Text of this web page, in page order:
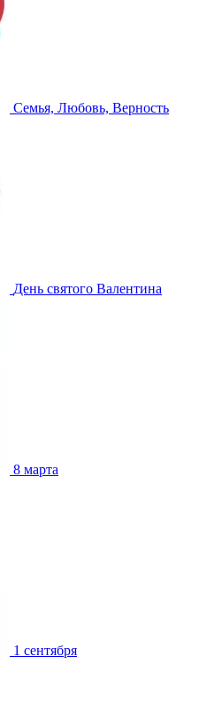
Семья, Любовь, Верность
День святого Валентина
8 марта
1 сентября